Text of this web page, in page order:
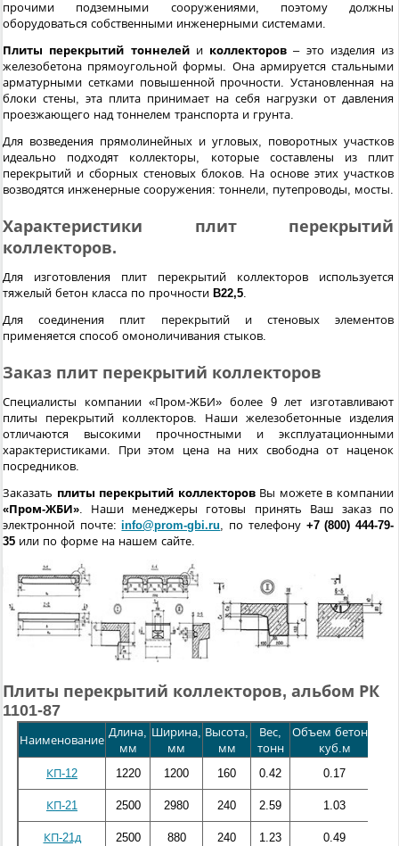
прочими подземными сооружениями, поэтому должны
оборудоваться собственными инженерными системами.
Плиты перекрытий тоннелейи коллекторов – это изделия из
железобетона прямоугольной формы. Она армируется стальными
арматурными сетками повышенной прочности. Установленная на
блоки стены, эта плита принимает на себя нагрузки от давления
проезжающего над тоннелем транспорта и грунта.
Для возведения прямолинейных и угловых, поворотных участков
идеально подходят коллекторы, которые составлены из плит
перекрытий и сборных стеновых блоков. На основе этих участков
возводятся инженерные сооружения: тоннели, путепроводы, мосты.
Характеристики плит перекрытий
коллекторов.
Для изготовления плит перекрытий коллекторов используется
тяжелый бетон класса по прочности B22,5.
Для соединения плит перекрытий и стеновых элементов
применяется способ омоноличивания стыков.
Заказ плит перекрытий коллекторов
Специалисты компании «Пром-ЖБИ» более 9 лет изготавливают
плиты перекрытий коллекторов. Наши железобетонные изделия
отличаются высокими прочностными и эксплуатационными
характеристиками. При этом цена на них свободна от наценок
посредников.
Заказать плиты перекрытий коллекторовВы можете в компании
«Пром-ЖБИ». Наши менеджеры готовы принять Ваш заказ по
электронной почте:info@prom-gbi.ru, по телефону +7 (800) 444-79-
35 или по форме на нашем сайте.
Плиты перекрытий коллекторов, альбом РК
1101-87
Наименование
Длина,
мм
Ширина,
мм
Высота,
мм
Вес,
тонн
Объем бетона,
куб.м
КП-12
1220 1200 160 0.42 0.17
КП-21 2500 2980 240 2.59 1.03
КП-21д 2500 880 240 1.23 0.49